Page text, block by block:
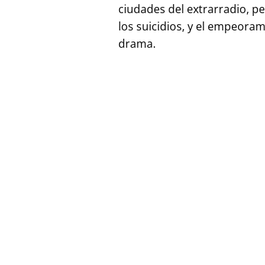
ciudades del extrarradio,
los suicidios, y el
drama.